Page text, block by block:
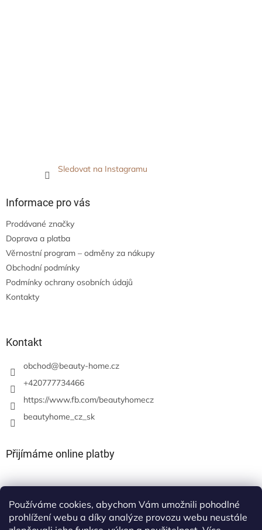
Používáme cookies, abychom Vám umožnili pohodlné
prohlížení webu a díky analýze provozu webu neustále
Sledovat na Instagramu
Informace pro vás
Prodávané značky
Doprava a platba
Věrnostní program – odměny za nákupy
Obchodní podmínky
Podmínky ochrany osobních údajů
Kontakty
Kontakt
obchod@beauty-home.cz
+420777734466
https://www.fb.com/beautyhomecz
beautyhome_cz_sk
Přijímáme online platby